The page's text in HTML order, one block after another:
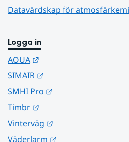
Datavärdskap för atmosfärkemi
Logga in
AQUA
SIMAIR
SMHI Pro
Timbr
Vinterväg
Väderlarm